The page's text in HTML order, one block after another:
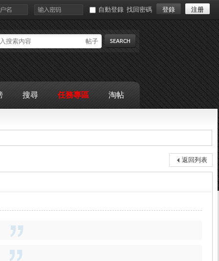
自動登錄 找回密碼 登錄 注册
帖子
搜索
搜尋 任務專區 淘帖
返回列表